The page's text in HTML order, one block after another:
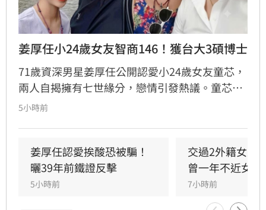
姜厚任小24歲女友智商146！獲台大3碩博士
71歲資深男星姜厚任公開認愛小24歲女友童芯，
兩人自揭擁有七世緣分，戀情引發熱議。童芯被
譽為全方位學霸，擁有146高智商，不僅取得台
助管理跨領域資源，讓童芯專注研發。童芯除學
術成就外，還具備特殊靈性體驗，曾在廟宇創下
連續擲出42個聖筊的奇蹟。兩人超越傳統男女情
愛，以理性思維與能力互補模式，共同經營科
5小時前
姜厚任認愛挨酸恐被騙！
曬39年前鐵證反擊
5小時前
交過2外籍女友
曾一年不近女色
7小時前